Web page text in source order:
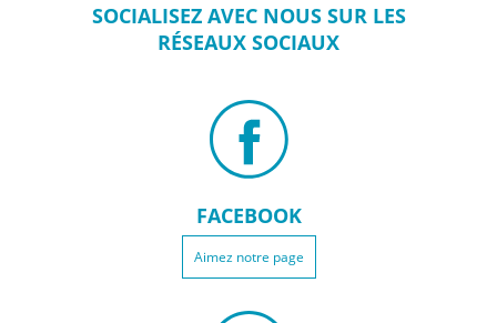
SOCIALISEZ AVEC NOUS SUR LES
RÉSEAUX SOCIAUX
FACEBOOK
Aimez notre page